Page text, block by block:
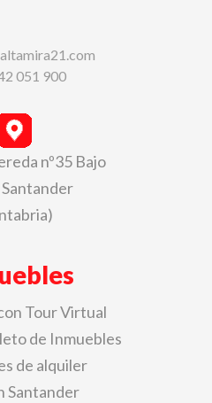
051 900
nº35 Bajo
Tour Virtual
de Inmuebles
de alquiler
Santander